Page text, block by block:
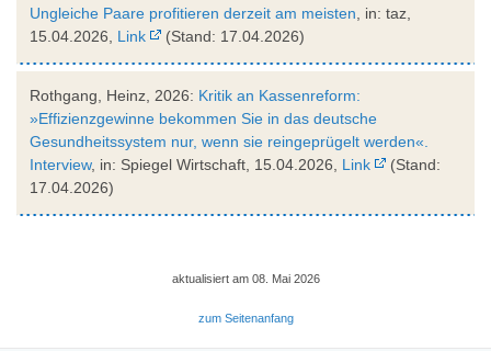
Ungleiche Paare profitieren derzeit am meisten , in: taz,
15.04.2026, Link (Stand: 17.04.2026)
Rothgang, Heinz, 2026: Kritik an Kassenreform:
»Effizienzgewinne bekommen Sie in das deutsche
Gesundheitssystem nur, wenn sie reingeprügelt werden«.
Interview, in: Spiegel Wirtschaft, 15.04.2026, Link
(Stand:
17.04.2026)
aktualisiert am 08. Mai 2026
zum Seitenanfang